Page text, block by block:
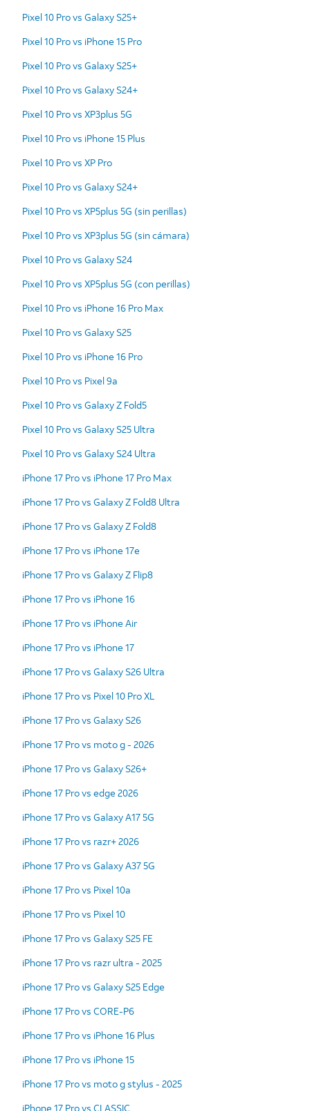
Pixel 10 Pro vs Galaxy S25+
Pixel 10 Pro vs iPhone 15 Pro
Pixel 10 Pro vs Galaxy S25+
Pixel 10 Pro vs Galaxy S24+
Pixel 10 Pro vs XP3plus 5G
Pixel 10 Pro vs iPhone 15 Plus
Pixel 10 Pro vs XP Pro
Pixel 10 Pro vs Galaxy S24+
Pixel 10 Pro vs XP5plus 5G (sin perillas)
Pixel 10 Pro vs XP3plus 5G (sin cámara)
Pixel 10 Pro vs Galaxy S24
Pixel 10 Pro vs XP5plus 5G (con perillas)
Pixel 10 Pro vs iPhone 16 Pro Max
Pixel 10 Pro vs Galaxy S25
Pixel 10 Pro vs iPhone 16 Pro
Pixel 10 Pro vs Pixel 9a
Pixel 10 Pro vs Galaxy Z Fold5
Pixel 10 Pro vs Galaxy S25 Ultra
Pixel 10 Pro vs Galaxy S24 Ultra
iPhone 17 Pro vs iPhone 17 Pro Max
iPhone 17 Pro vs Galaxy Z Fold8 Ultra
iPhone 17 Pro vs Galaxy Z Fold8
iPhone 17 Pro vs iPhone 17e
iPhone 17 Pro vs Galaxy Z Flip8
iPhone 17 Pro vs iPhone 16
iPhone 17 Pro vs iPhone Air
iPhone 17 Pro vs iPhone 17
iPhone 17 Pro vs Galaxy S26 Ultra
iPhone 17 Pro vs Pixel 10 Pro XL
iPhone 17 Pro vs Galaxy S26
iPhone 17 Pro vs moto g - 2026
iPhone 17 Pro vs Galaxy S26+
iPhone 17 Pro vs edge 2026
iPhone 17 Pro vs Galaxy A17 5G
iPhone 17 Pro vs razr+ 2026
iPhone 17 Pro vs Galaxy A37 5G
iPhone 17 Pro vs Pixel 10a
iPhone 17 Pro vs Pixel 10
iPhone 17 Pro vs Galaxy S25 FE
iPhone 17 Pro vs razr ultra - 2025
iPhone 17 Pro vs Galaxy S25 Edge
iPhone 17 Pro vs CORE-P6
iPhone 17 Pro vs iPhone 16 Plus
iPhone 17 Pro vs iPhone 15
iPhone 17 Pro vs moto g stylus - 2025
iPhone 17 Pro vs CLASSIC